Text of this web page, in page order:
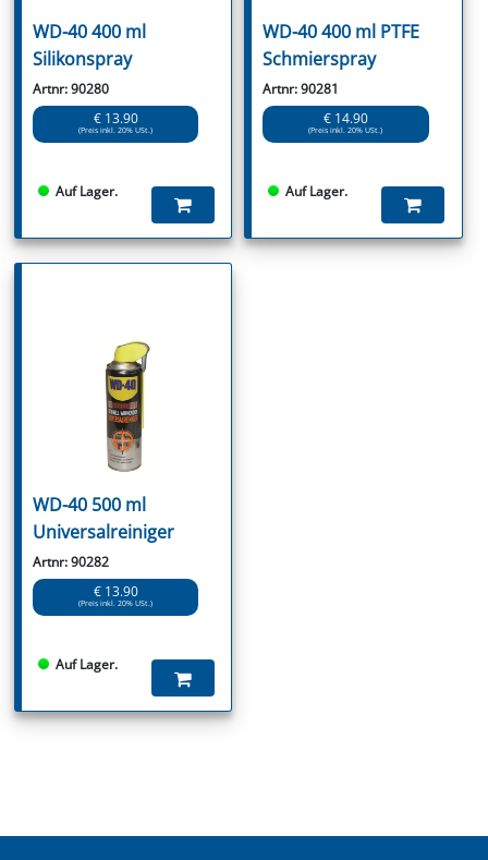
WD-40 400 ml
Silikonspray
Artnr: 90280
€ 13.90
(Preis inkl. 20% USt.)
Auf Lager.
WD-40 400 ml PTFE
Schmierspray
Artnr: 90281
€ 14.90
(Preis inkl. 20% USt.)
Auf Lager.
WD-40 500 ml
Universalreiniger
Artnr: 90282
€ 13.90
(Preis inkl. 20% USt.)
Auf Lager.